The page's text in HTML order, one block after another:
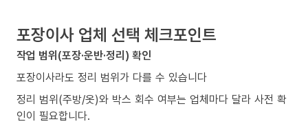
포장이사 업체 선택 체크포인트
작업 범위(포장·운반·정리) 확인
포장이사라도 정리 범위가 다를 수 있습니다
정리 범위(주방/옷)와 박스 회수 여부는 업체마다 달라 사전 확
인이 필요합니다.